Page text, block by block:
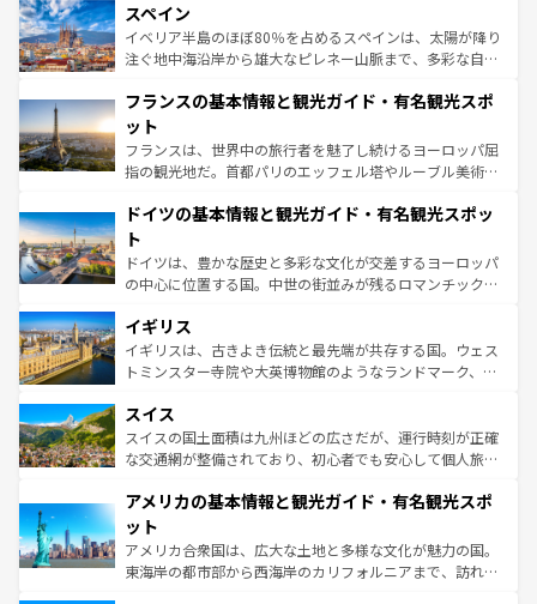
ろん、トスカーナの美しい田園風景やアマルフィ海岸の絶
景など、自然景観も見逃せない。観光の合間には、本場の
ピザやパスタなど、絶品のイタリア料理を堪能することも
ませてくれるイタリアで、忘れられない旅をしてみよう！
なお、新着のイタリア情報は
しい。
スペイン
イベリア半島のほぼ80％を占めるスペインは、太陽が降り
注ぐ地中海沿岸から雄大なピレネー山脈まで、多彩な自然
文化が根付くこの国では、情熱的なフラメンコ、熱気あふ
れる闘牛、そして美味しいタパスが生活の一部となってい
る。首都マドリードの洗練された雰囲気や、バルセロナの
アートに溢れた街角から、地方では古代ローマ遺跡や中世
せる。地方によって風土や気候が異なるスペインはその個
ンテンツ一覧 を参照してほしい。
フランスの基本情報と観光ガイド・有名観光スポ
ット
フランスは、世界中の旅行者を魅了し続けるヨーロッパ屈
指の観光地だ。首都パリのエッフェル塔やルーブル美術館
で、幅広い魅力が詰まっている。華麗な宮殿、歴史的な大
聖堂、美しいビーチ、そして豊かな自然が、訪れる者を心
から魅了する。また、フランスは美食の国としても知ら
れ、フランス料理はユネスコ無形文化遺産にも登録されて
香り高いラベンダー畑など、多彩な楽しみ方が可能だ。さ
らに、パリ以外の地域にも魅力が溢れており、どの街角に
も豊かな歴史と文化が息づいている。パリ以外の個性あふ
を参照してほしい。
ドイツの基本情報と観光ガイド・有名観光スポッ
ト
ドイツは、豊かな歴史と多彩な文化が交差するヨーロッパ
の中心に位置する国。中世の街並みが残るロマンチック街
顔を持つこの国は、どこを歩いても飽きることがない。ベ
ルリンの文化的活気、バイエルン州のアルプスの絶景、そ
してライン川沿いのワイン畑といった風景は必見。ビール
は、お酒好きな人にはぜひ体験してほしい。 なお、新着の
ドイツ情報はコンテンツ一覧を参照してほしい。
イギリス
イギリスは、古きよき伝統と最先端が共存する国。ウェス
トミンスター寺院や大英博物館のようなランドマーク、歴
リアごとに異なる魅力がある。また、優雅なアフタヌーン
ティー、ビール好きにはたまらない英国パブ、サッカー観
戦など、本場だからこそできる体験も豊富。イギリスを旅
ンツ一覧を参照してほしい。
スイス
スイスの国土面積は九州ほどの広さだが、運行時刻が正確
な交通網が整備されており、初心者でも安心して個人旅行
の建物がそのまま残る町や、スイスならではのユニークな
博物館もあり、アルプス観光だけでなく町歩きも満喫する
ことができる。国民の所得が高いため物価も高いが、旅行
者向けの交通パス提供のサービスもあり、うまく活用すれ
アメリカの基本情報と観光ガイド・有名観光スポ
ット
アメリカ合衆国は、広大な土地と多様な文化が魅力の国。
東海岸の都市部から西海岸のカリフォルニアまで、訪れる